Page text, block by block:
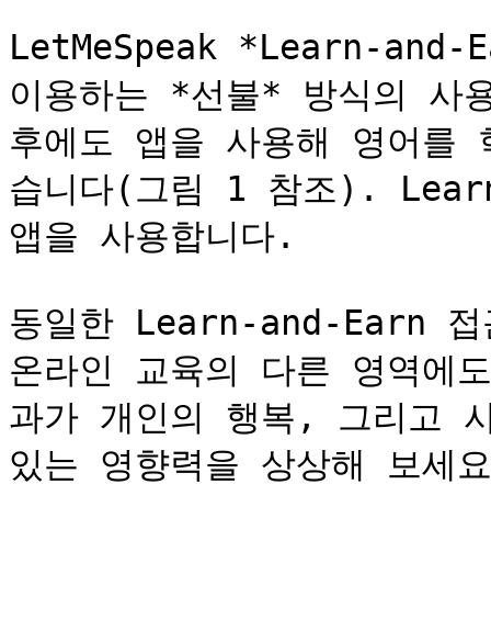
LetMeSpeak *Learn-and-
이용하는 *선불* 방식의 사
후에도 앱을 사용해 영어를
습니다(그림 1 참조).
앱을 사용합니다.
동일한 Learn-and-Earn
온라인 교육의 다른 영역에
과가 개인의 행복, 그리고